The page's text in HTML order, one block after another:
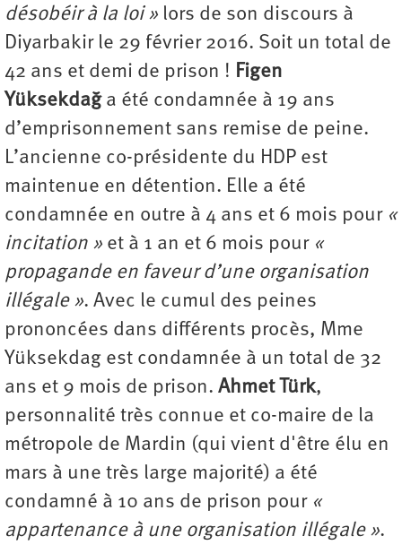
désobéir à la loi » lors de son discours à
Diyarbakir le 29 février 2016. Soit un total de
42 ans et demi de prison ! Figen
Yüksekdağ a été condamnée à 19 ans
d’emprisonnement sans remise de peine.
L’ancienne co-présidente du HDP est
maintenue en détention. Elle a été
condamnée en outre à 4 ans et 6 mois pour «
incitation » et à 1 an et 6 mois pour «
propagande en faveur d’une organisation
illégale ». Avec le cumul des peines
prononcées dans différents procès, Mme
Yüksekdag est condamnée à un total de 32
ans et 9 mois de prison. Ahmet Türk,
personnalité très connue et co-maire de la
métropole de Mardin (qui vient d'être élu en
mars à une très large majorité) a été
condamné à 10 ans de prison pour «
appartenance à une organisation illégale ».